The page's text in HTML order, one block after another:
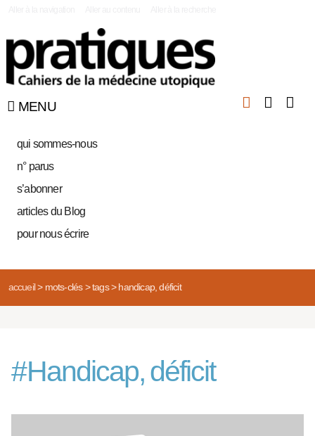
MENU
qui sommes-nous
n° parus
s’abonner
articles du Blog
pour nous écrire
accueil> mots-clés> tags> handicap, déficit
#Handicap, déficit